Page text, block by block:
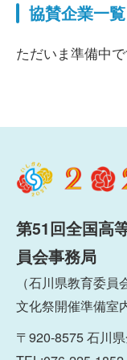
協賛企業一覧
ただいま準備中
第51回全国高
員会事務局
（石川県教育委
文化祭開催準備室
〒920-8575 石川